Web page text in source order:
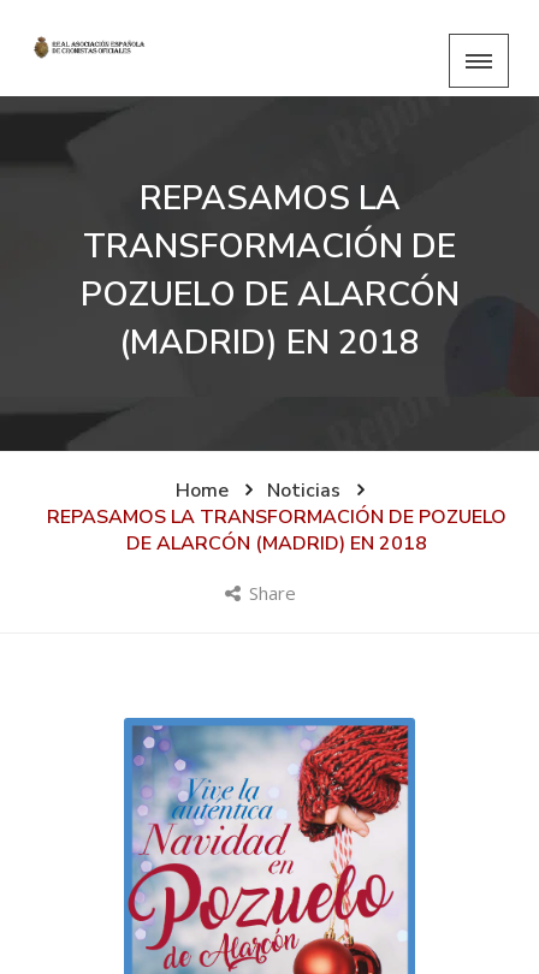
REPASAMOS LA
TRANSFORMACIÓN DE
POZUELO DE ALARCÓN
(MADRID) EN 2018
Home
Noticias
REPASAMOS LA TRANSFORMACIÓN DE POZUELO
DE ALARCÓN (MADRID) EN 2018
Share